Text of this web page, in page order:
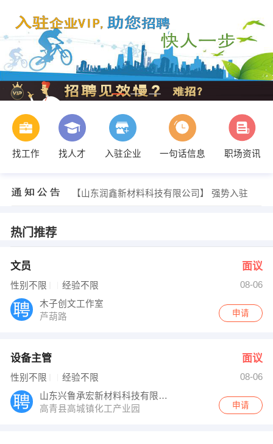
找工作 找人才 入驻企业 一句话信息 职场资讯
【山东润鑫新材料科技有限公司】 强势入驻
田鹏飞 发布 [网络客服 ] 招聘信息
张 发布 [操作工 ] 招聘信息
【山东润鑫新材料科技有限公司】 强势入驻
热门推荐
文员 面议
性别不限 经验不限
08-06
木子创文工作室
芦葫路
申请
设备主管 面议
性别不限 经验不限
08-06
山东兴鲁承宏新材料科技有限公司
高青县高城镇化工产业园
申请